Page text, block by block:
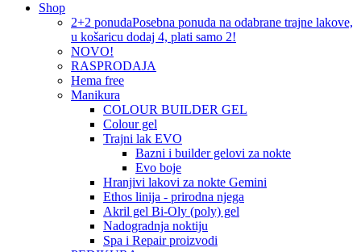
Shop
2+2 ponudaPosebna ponuda na odabrane trajne lakove,
u košaricu dodaj 4, plati samo 2!
NOVO!
RASPRODAJA
Hema free
Manikura
COLOUR BUILDER GEL
Colour gel
Trajni lak EVO
Bazni i builder gelovi za nokte
Evo boje
Hranjivi lakovi za nokte Gemini
Ethos linija - prirodna njega
Akril gel Bi-Oly (poly) gel
Nadogradnja noktiju
Spa i Repair proizvodi